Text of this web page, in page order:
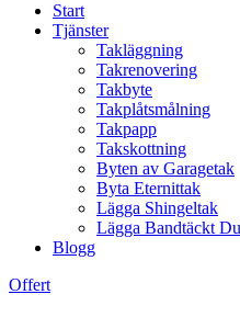
Start
Tjänster
Takläggning
Takrenovering
Takbyte
Takplåtsmålning
Takpapp
Takskottning
Byten av Garagetak
Byta Eternittak
Lägga Shingeltak
Lägga Bandtäckt
Blogg
Offert